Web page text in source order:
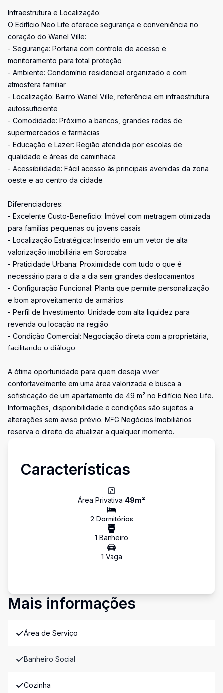
Infraestrutura e Localização:
O Edifício Neo Life oferece segurança e conveniência no
coração do Wanel Ville:
- Segurança: Portaria com controle de acesso e
monitoramento para total proteção
- Ambiente: Condomínio residencial organizado e com
atmosfera familiar
- Localização: Bairro Wanel Ville, referência em infraestrutura
autossuficiente
- Comodidade: Próximo a bancos, grandes redes de
supermercados e farmácias
- Educação e Lazer: Região atendida por escolas de
qualidade e áreas de caminhada
- Acessibilidade: Fácil acesso às principais avenidas da zona
oeste e ao centro da cidade
Diferenciadores:
- Excelente Custo-Benefício: Imóvel com metragem otimizada
para famílias pequenas ou jovens casais
- Localização Estratégica: Inserido em um vetor de alta
valorização imobiliária em Sorocaba
- Praticidade Urbana: Proximidade com tudo o que é
necessário para o dia a dia sem grandes deslocamentos
- Configuração Funcional: Planta que permite personalização
e bom aproveitamento de armários
- Perfil de Investimento: Unidade com alta liquidez para
revenda ou locação na região
- Condição Comercial: Negociação direta com a proprietária,
facilitando o diálogo
A ótima oportunidade para quem deseja viver
confortavelmente em uma área valorizada e busca a
sofisticação de um apartamento de 49 m² no Edifício Neo Life.
Informações, disponibilidade e condições são sujeitos a
alterações sem aviso prévio. MFG Negócios Imobiliários
reserva o direito de atualizar a qualquer momento.
Características
Área Privativa 49m²
2 Dormitórios
1 Banheiro
1 Vaga
Mais informações
Área de Serviço
Banheiro Social
Cozinha